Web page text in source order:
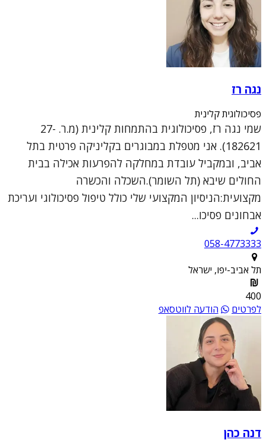
נגה רז
פסיכולוגית קלינית
שמי נגה רז, פסיכולוגית בהתמחות קלינית (מ.ר. 27-
182621). אני מטפלת במבוגרים בקליניקה פרטית בתל
אביב, ובמקביל עובדת במחלקה להפרעות אכילה בבית
החולים שיבא (תל השומר).השכלה והכשרה
מקצועית:הניסיון המקצועי שלי כולל טיפול פסיכולוגי ועריכת
אבחונים פסיכו...
058-4773333
תל אביב-יפו, ישראל
400
לפרטים
הודעה לווטסאפ
דנה כהן